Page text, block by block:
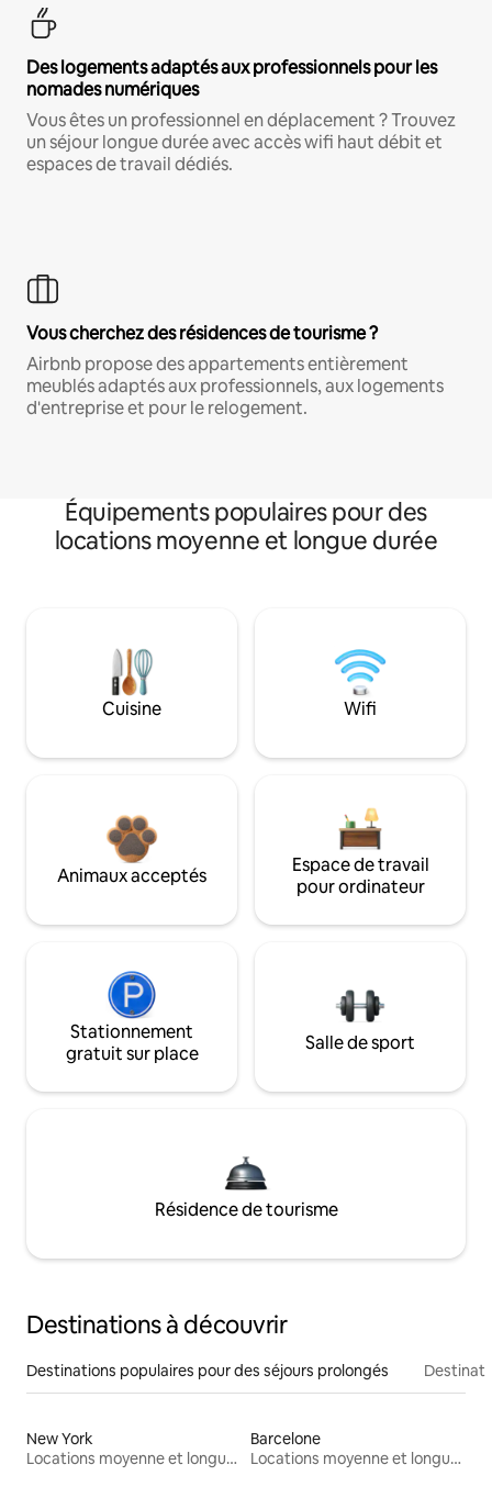
Des logements adaptés aux professionnels pour les
nomades numériques
Vous êtes un professionnel en déplacement ? Trouvez
un séjour longue durée avec accès wifi haut débit et
espaces de travail dédiés.
Vous cherchez des résidences de tourisme ?
Airbnb propose des appartements entièrement
meublés adaptés aux professionnels, aux logements
d'entreprise et pour le relogement.
Équipements populaires pour des
locations moyenne et longue durée
Cuisine Wifi
Animaux acceptés
Espace de travail
pour ordinateur
Stationnement
gratuit sur place
Salle de sport
Résidence de tourisme
Destinations à découvrir
Destinations populaires pour des séjours prolongés
New York
Locations moyenne et longue durée
Barcelone
Locations moyenne et longue durée